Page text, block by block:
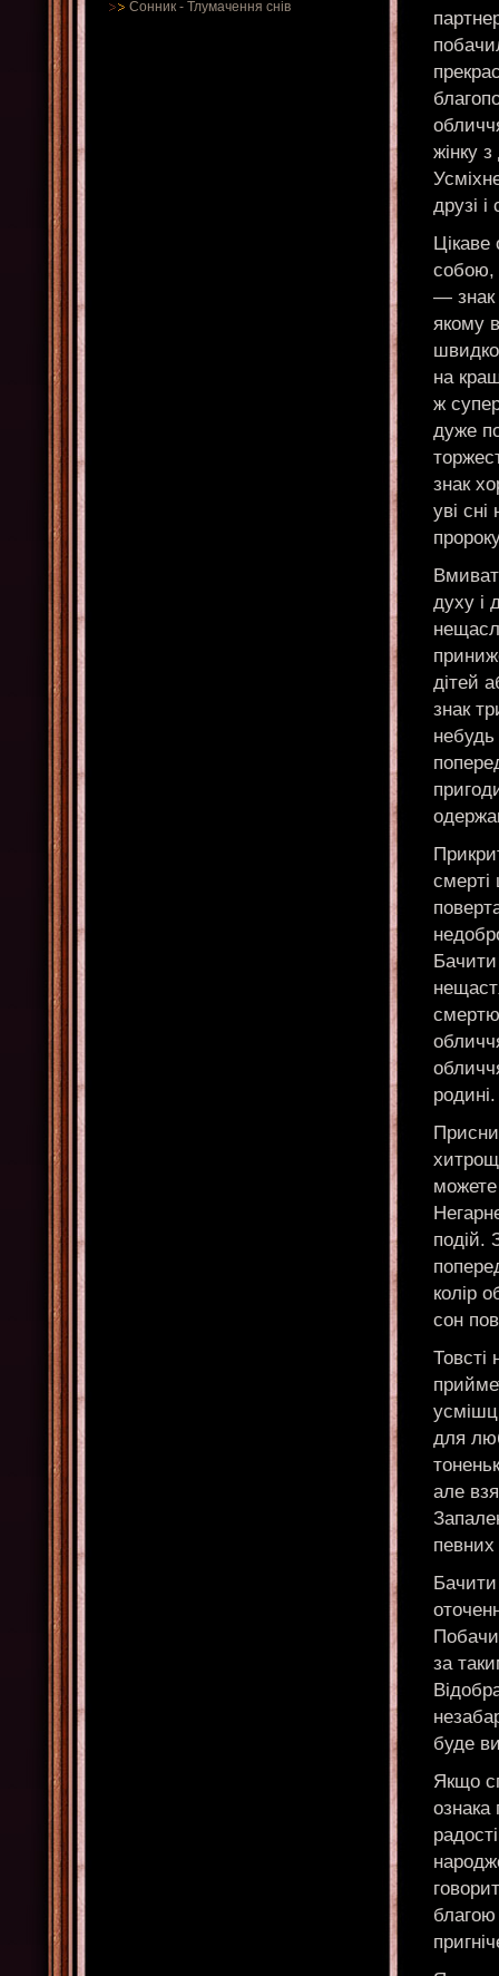
Сонник - Тлумачення снів
жінку
друзі
собою,
— знак
якому
на
ж
дуже
знак
уві
духу і
дітей
знак
смерті
можете
подій.
колір
сон
Товсті
для
але
за
буде
Якщо
ознака